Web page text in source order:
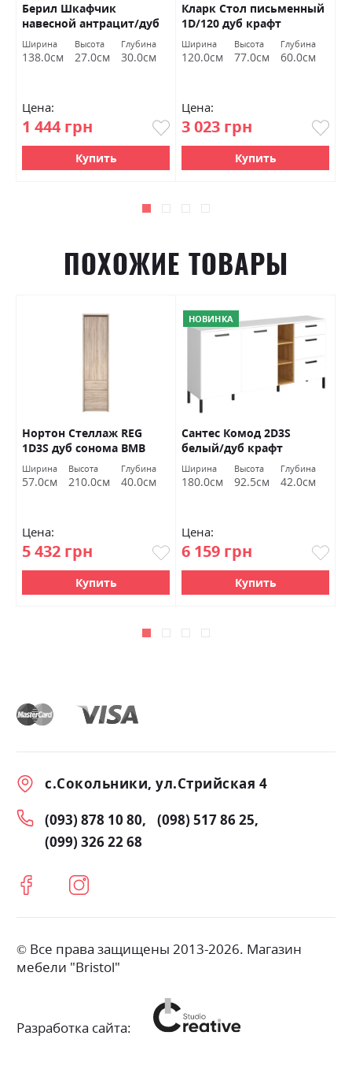
Берил Шкафчик
навесной антрацит/дуб
каменный ВМВ Холдинг
Ширина
138.0см
Высота
27.0см
Глубина
30.0см
Цена:
1 444 грн
Купить
Кларк Стол письменный
1D/120 дуб крафт
золотой ВМВ Холдинг
Ширина
120.0см
Высота
77.0см
Глубина
60.0см
Цена:
3 023 грн
Купить
ПОХОЖИЕ ТОВАРЫ
Нортон Стеллаж REG
1D3S дуб cонома ВМВ
Холдинг
Ширина
57.0см
Высота
210.0см
Глубина
40.0см
Цена:
5 432 грн
Купить
НОВИНКА
Сантес Комод 2D3S
белый/дуб крафт
золотой ВМВ Холдинг
Ширина
180.0см
Высота
92.5см
Глубина
42.0см
Цена:
6 159 грн
Купить
с.Сокольники, ул.Стрийская 4
(093) 878 10 80
(098) 517 86 25
(099) 326 22 68
© Все права защищены 2013-2026. Магазин
мебели "Bristol"
Разработка сайта: